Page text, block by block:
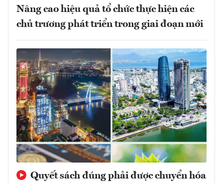
Nâng cao hiệu quả tổ chức thực hiện các
chủ trương phát triển trong giai đoạn mới
Quyết sách đúng phải được chuyển hóa